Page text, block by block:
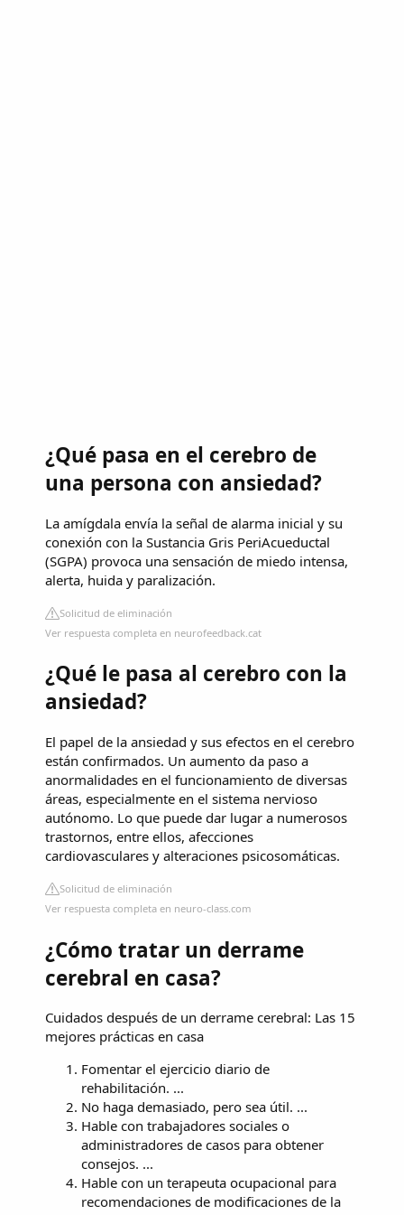
¿Qué pasa en el cerebro de
una persona con ansiedad?
La amígdala envía la señal de alarma inicial y su
conexión con la Sustancia Gris PeriAcueductal
(SGPA) provoca una sensación de miedo intensa,
alerta, huida y paralización.
Solicitud de eliminación
Ver respuesta completa en neurofeedback.cat
¿Qué le pasa al cerebro con la
ansiedad?
El papel de la ansiedad y sus efectos en el cerebro
están confirmados. Un aumento da paso a
anormalidades en el funcionamiento de diversas
áreas, especialmente en el sistema nervioso
autónomo. Lo que puede dar lugar a numerosos
trastornos, entre ellos, afecciones
cardiovasculares y alteraciones psicosomáticas.
Solicitud de eliminación
Ver respuesta completa en neuro-class.com
¿Cómo tratar un derrame
cerebral en casa?
Cuidados después de un derrame cerebral: Las 15
mejores prácticas en casa
Fomentar el ejercicio diario de
rehabilitación. ...
No haga demasiado, pero sea útil. ...
Hable con trabajadores sociales o
administradores de casos para obtener
consejos. ...
Hable con un terapeuta ocupacional para
recomendaciones de modificaciones de la